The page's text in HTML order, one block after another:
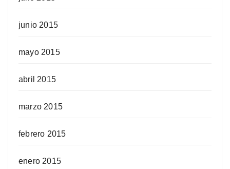
junio 2015
mayo 2015
abril 2015
marzo 2015
febrero 2015
enero 2015